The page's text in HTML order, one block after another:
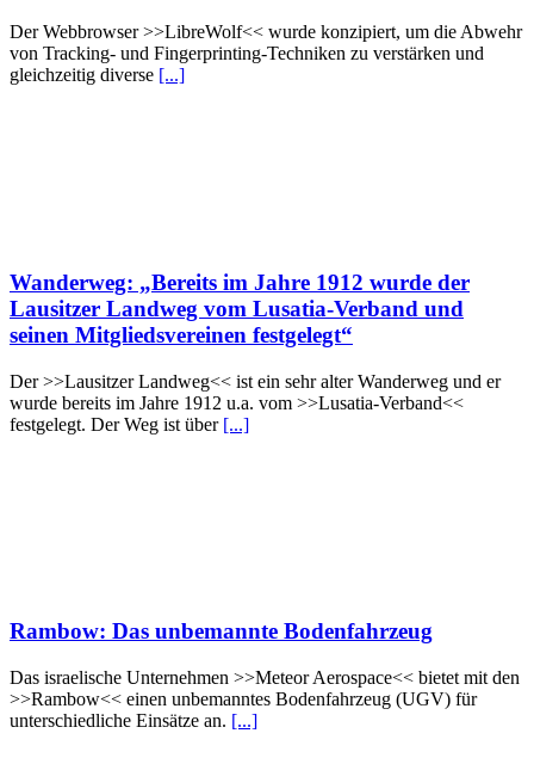
Der Webbrowser >>LibreWolf<< wurde konzipiert, um die Abwehr
von Tracking- und Fingerprinting-Techniken zu verstärken und
gleichzeitig diverse [...]
Wanderweg: „Bereits im Jahre 1912 wurde der
Lausitzer Landweg vom Lusatia-Verband und
seinen Mitgliedsvereinen festgelegt“
Der >>Lausitzer Landweg<< ist ein sehr alter Wanderweg und er
wurde bereits im Jahre 1912 u.a. vom >>Lusatia-Verband<<
festgelegt. Der Weg ist über [...]
Rambow: Das unbemannte Bodenfahrzeug
Das israelische Unternehmen >>Meteor Aerospace<< bietet mit den
>>Rambow<< einen unbemanntes Bodenfahrzeug (UGV) für
unterschiedliche Einsätze an. [...]